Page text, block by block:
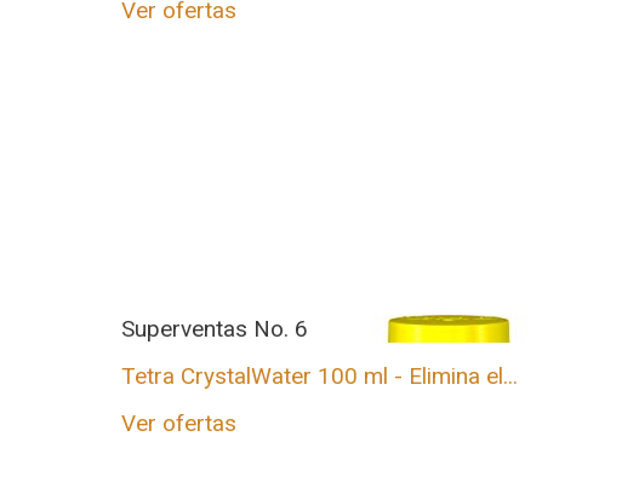
Ver ofertas
Superventas No. 6
Tetra CrystalWater 100 ml - Elimina el...
Ver ofertas